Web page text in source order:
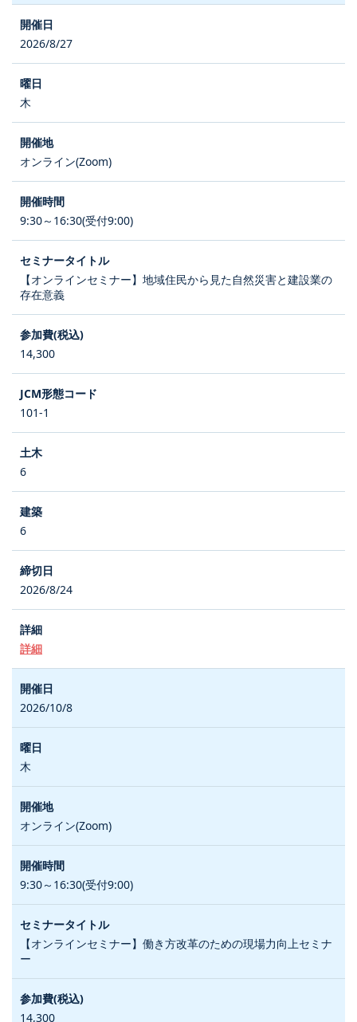
2026/8/27
木
オンライン(Zoom)
9:30～16:30(受付9:00)
【オンラインセミナー】地域住民から見た自然災害と建設業の
存在意義
14,300
101-1
6
6
2026/8/24
詳細
2026/10/8
木
オンライン(Zoom)
9:30～16:30(受付9:00)
【オンラインセミナー】働き方改革のための現場力向上セミナ
ー
14,300